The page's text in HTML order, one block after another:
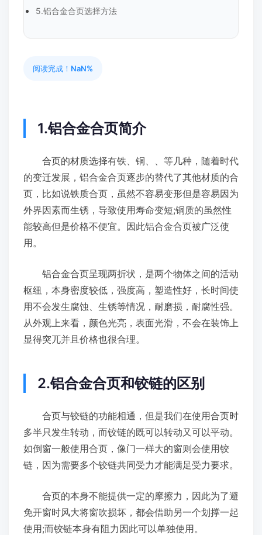
5.铝合金合页选择方法
阅读完成！ NaN%
1.铝合金合页简介
合页的材质选择有铁、铜、、等几种，随着时代
的变迁发展，铝合金合页逐步的替代了其他材质的合
页，比如说铁质合页，虽然不容易变形但是容易因为
外界因素而生锈，导致使用寿命变短;铜质的虽然性
能较高但是价格不便宜。因此铝合金合页被广泛使
用。
铝合金合页呈现两折状，是两个物体之间的活动
枢纽，本身密度较低，强度高，塑造性好，长时间使
用不会发生腐蚀、生锈等情况，耐磨损，耐腐性强。
从外观上来看，颜色光亮，表面光滑，不会在装饰上
显得突兀并且价格也很合理。
2.铝合金合页和铰链的区别
合页与铰链的功能相通，但是我们在使用合页时
多半只发生转动，而铰链的既可以转动又可以平动。
如倒窗一般使用合页，像门一样大的窗则会使用铰
链，因为需要多个铰链共同受力才能满足受力要求。
合页的本身不能提供一定的摩擦力，因此为了避
免开窗时风大将窗吹损坏，都会借助另一个划撑一起
使用;而铰链本身有阻力因此可以单独使用。